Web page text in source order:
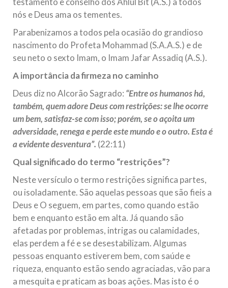
ministro das Relações Exteriores da
Na noite da quinta-feira, 03 de Abril, o Centro Islâmico no
Brasil recebeu em sua sede, em São Paulo, o ex-ministro das
Relações Exteriores da República Islâmica do Irã, Sr. Kamal
Kharrazi, que encontra-se visitando
nós e Deus ama os tementes.
Parabenizamos a todos pela ocasião do grandioso
nascimento do Profeta Mohammad (S.A.A.S.) e de
seu neto o sexto Imam, o Imam Jafar Assadiq (A.S.).
A importância da firmeza no caminho
Deus diz no Alcorão Sagrado: “Entre os humanos há,
também, quem adore Deus com restrições: se lhe ocorre
um bem, satisfaz-se com isso; porém, se o açoita um
adversidade, renega e perde este mundo e o outro. Esta é
a evidente desventura”. (22:11)
Qual significado do termo “restrições”?
Neste versículo o termo restrições significa partes,
ou isoladamente. São aquelas pessoas que são fieis a
Deus e O seguem, em partes, como quando estão
bem e enquanto estão em alta. Já quando são
afetadas por problemas, intrigas ou calamidades,
elas perdem a fé e se desestabilizam. Algumas
pessoas enquanto estiverem bem, com saúde e
riqueza, enquanto estão sendo agraciadas, vão para
a mesquita e praticam as boas ações. Mas isto é o